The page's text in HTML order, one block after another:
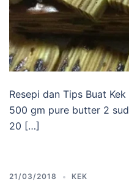
Resepi dan Tips Buat
500 gm pure butter 2
20 […]
21/03/2018 KEK